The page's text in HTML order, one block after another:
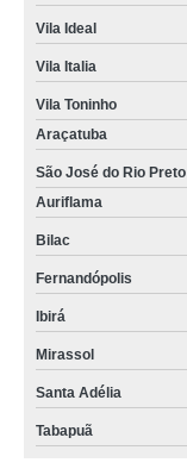
Vila Ideal
Vila Italia
Vila Toninho
Araçatuba
São José do Rio Preto
Auriflama
Bilac
Fernandópolis
Ibirá
Mirassol
Santa Adélia
Tabapuã